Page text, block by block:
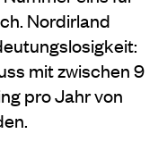
Nordirland
mit zwischen 9
pro Jahr von